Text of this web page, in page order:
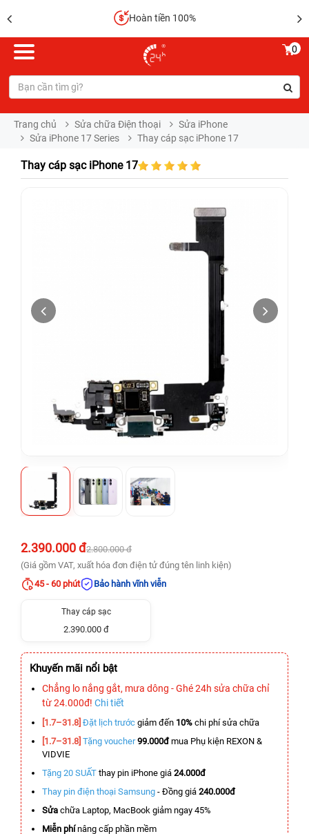
Hoàn tiền 100%
0
Trang chủ Sửa chữa Điện thoại
Sửa iPhone
Sửa iPhone 17 Series
Thay cáp sạc iPhone 17
Thay cáp sạc iPhone 17
2.390.000 đ2.800.000 đ
(Giá gồm VAT, xuất hóa đơn điện tử đúng tên linh kiện)
45 - 60 phút
Bảo hành vĩnh viễn
Thay cáp sạc
2.390.000 đ
Khuyến mãi nổi bật
Chẳng lo nắng gắt, mưa dông - Ghé 24h sửa chữa chỉ
từ 24.000đ! Chi tiết
[1.7–31.8] Đặt lịch trước giảm đến 10% chi phí sửa chữa
[1.7–31.8] Tặng voucher 99.000đmua Phụ kiện REXON &
VIDVIE
Tặng 20 SUẤT thay pin iPhone giá 24.000đ
Thay pin điện thoại Samsung - Đồng giá 240.000đ
Sửa chữa Laptop, MacBook giảm ngay 45%
Miễn phínâng cấp phần mềm